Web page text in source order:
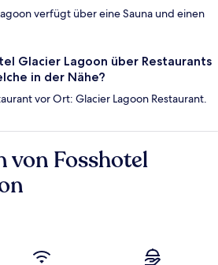
verfügt über eine Sauna und einen
Glacier Lagoon über Restaurants
in der Nähe?
vor Ort: Glacier Lagoon Restaurant.
von Fosshotel